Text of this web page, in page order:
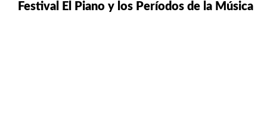
Festival El Piano y los Períodos de la Música